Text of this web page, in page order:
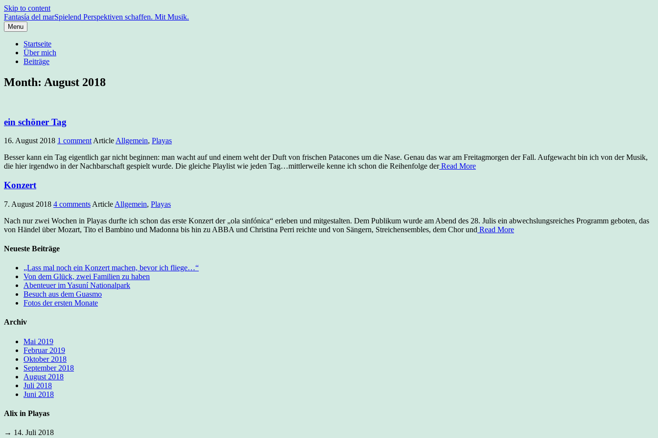
Skip to content
Fantasía del marSpielend Perspektiven schaffen. Mit Musik.
Menu
Startseite
Über mich
Beiträge
Month: August 2018
ein schöner Tag
16. August 2018 1 comment Article Allgemein, Playas
Besser kann ein Tag eigentlich gar nicht beginnen: man wacht auf und einem weht der Duft von frischen Patacones um die Nase. Genau das war am Freitagmorgen der Fall. Aufgewacht bin ich von der Musik,
die hier irgendwo in der Nachbarschaft gespielt wurde. Die gleiche Playlist wie jeden Tag…mittlerweile kenne ich schon die Reihenfolge der Read More
Konzert
7. August 2018 4 comments Article Allgemein, Playas
Nach nur zwei Wochen in Playas durfte ich schon das erste Konzert der „ola sinfónica“ erleben und mitgestalten. Dem Publikum wurde am Abend des 28. Julis ein abwechslungsreiches Programm geboten, das
von Händel über Mozart, Tito el Bambino und Madonna bis hin zu ABBA und Christina Perri reichte und von Sängern, Streichensembles, dem Chor und Read More
Neueste Beiträge
„Lass mal noch ein Konzert machen, bevor ich fliege…“
Von dem Glück, zwei Familien zu haben
Abenteuer im Yasuní Nationalpark
Besuch aus dem Guasmo
Fotos der ersten Monate
Archiv
Mai 2019
Februar 2019
Oktober 2018
September 2018
August 2018
Juli 2018
Juni 2018
Alix in Playas
→ 14. Juli 2018